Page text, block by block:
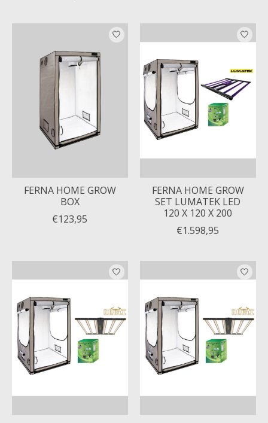
FERNA HOME GROW
BOX
€123,95
FERNA HOME GROW
SET LUMATEK LED
120 X 120 X 200
€1.598,95